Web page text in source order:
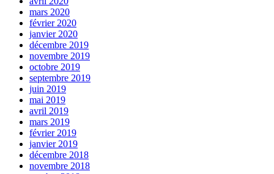
mars 2020
février 2020
janvier 2020
décembre 2019
novembre 2019
octobre 2019
septembre 2019
juin 2019
mai 2019
avril 2019
mars 2019
février 2019
janvier 2019
décembre 2018
novembre 2018